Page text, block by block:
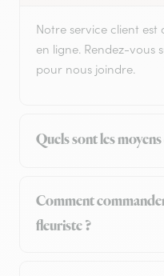
Notre service client
en ligne. Rendez-vous
pour nous joindre.
Quels sont les
Comment
fleuriste ?